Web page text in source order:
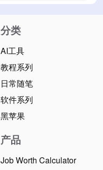
分类
AI工具
教程系列
日常随笔
软件系列
黑苹果
产品
Job Worth Calculator